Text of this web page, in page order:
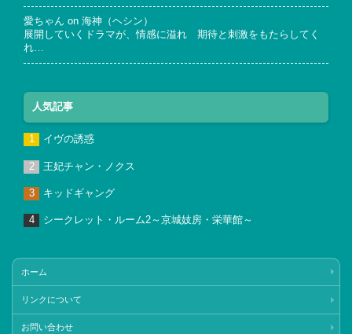
愛ちゃん on 海神（ヘシン）
展開していくドラマが、情感に溢れ 期待と刺激をもたらしてく
れ…
人気記事
イヴの誘惑
王妃チャン・ノクス
キッドギャング
シークレット・ルーム2～京城妓房・栄華館～
ホーム
リンクについて
お問い合わせ